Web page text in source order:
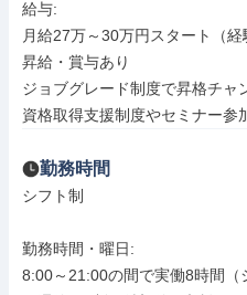
給与:
月給27万～30万円スタート（経
昇給・賞与あり
ジョブグレード制度で昇格チャ
資格取得支援制度やセミナー参
勤務時間
シフト制
勤務時間・曜日:
8:00～21:00の間で実働8時間（